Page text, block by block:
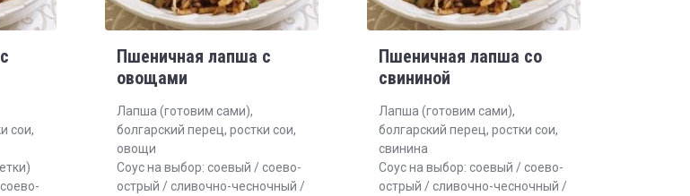
сои,
Пшеничная лапша с
овощами
Лапша (готовим сами),
болгарский перец, ростки сои,
овощи
Соус на выбор: соевый / соево-
острый / сливочно-чесночный /
Пшеничная лапша со
свининой
Лапша (готовим сами),
болгарский перец, ростки сои,
свинина
Соус на выбор: соевый / соево-
острый / сливочно-чесночный /